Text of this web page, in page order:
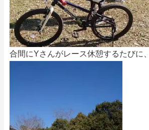
合間にYさんがレース休憩するたびに